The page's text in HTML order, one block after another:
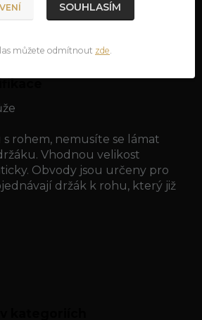
rohem, nemusíte se lámat
Vhodnou velikost
Obvody jsou určeny pro
držák k rohu, který již
SOUHLASÍM
můžete odmítnout zde.